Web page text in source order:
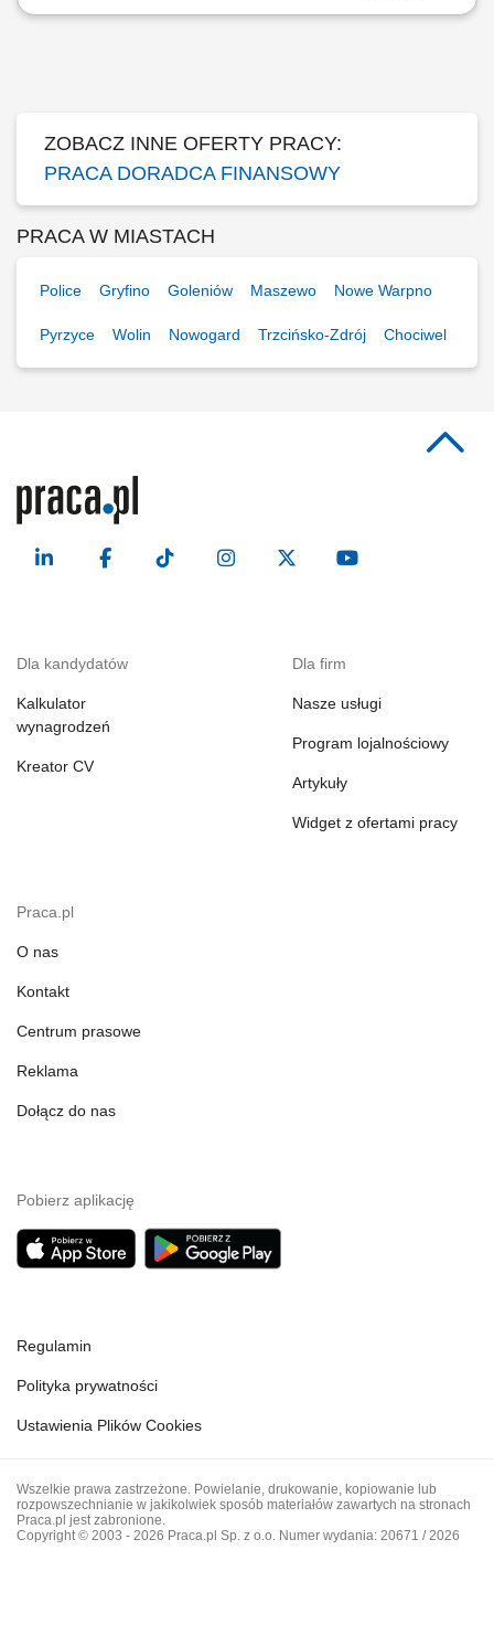
Identyfikowanie potrzeb klientów indywidualnych oraz sektora MŚP i
ZOBACZ INNE OFERTY PRACY:
PRACA DORADCA FINANSOWY
PRACA W MIASTACH
Police Gryfino Goleniów Maszewo Nowe Warpno
Pyrzyce Wolin Nowogard Trzcińsko-Zdrój Chociwel
Dla kandydatów
Kalkulator
wynagrodzeń
Kreator CV
Dla firm
Nasze usługi
Program lojalnościowy
Artykuły
Widget z ofertami pracy
Praca.pl
O nas
Kontakt
Centrum prasowe
Reklama
Dołącz do nas
Pobierz aplikację
Regulamin
Polityka prywatności
Ustawienia Plików Cookies
Wszelkie prawa zastrzeżone. Powielanie, drukowanie, kopiowanie lub
rozpowszechnianie w jakikolwiek sposób materiałów zawartych na stronach
Praca.pl jest zabronione.
Copyright © 2003 - 2026 Praca.pl Sp. z o.o. Numer wydania: 20671 / 2026